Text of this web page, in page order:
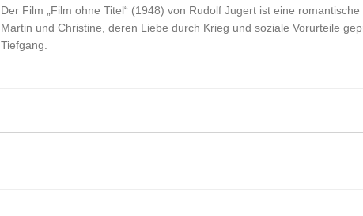
Der Film „Film ohne Titel“ (1948) von Rudolf Jugert ist eine
Martin und Christine, deren Liebe durch Krieg und soziale Vorurteile
Tiefgang.